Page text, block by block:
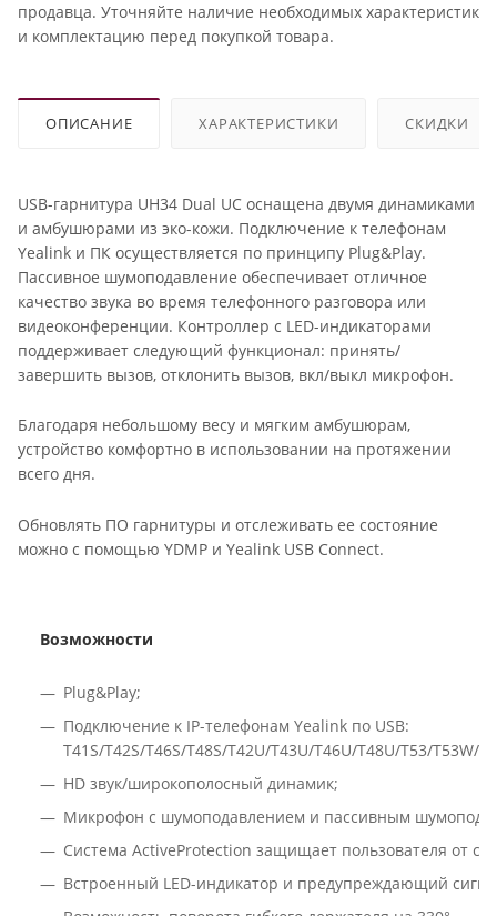
продавца. Уточняйте наличие необходимых характеристик
и комплектацию перед покупкой товара.
ОПИСАНИЕ ХАРАКТЕРИСТИКИ СКИДКИ
USB-гарнитура UH34 Dual UC оснащена двумя динамиками
и амбушюрами из эко-кожи. Подключение к телефонам
Yealink и ПК осуществляется по принципу Plug&Play.
Пассивное шумоподавление обеспечивает отличное
качество звука во время телефонного разговора или
видеоконференции. Контроллер с LED-индикаторами
поддерживает следующий функционал: принять/
завершить вызов, отклонить вызов, вкл/выкл микрофон.
Благодаря небольшому весу и мягким амбушюрам,
устройство комфортно в использовании на протяжении
всего дня.
Обновлять ПО гарнитуры и отслеживать ее состояние
можно с помощью YDMP и Yealink USB Connect.
Возможности
Plug&Play;
Подключение к IP-телефонам Yealink по USB:
T41S/T42S/T46S/T48S/T42U/T43U/T46U/T48U/T53/T53W/
HD звук/широкополосный динамик;
Микрофон с шумоподавлением и пассивным
Система ActiveProtection защищает пользователя от
Встроенный LED-индикатор и предупреждающий